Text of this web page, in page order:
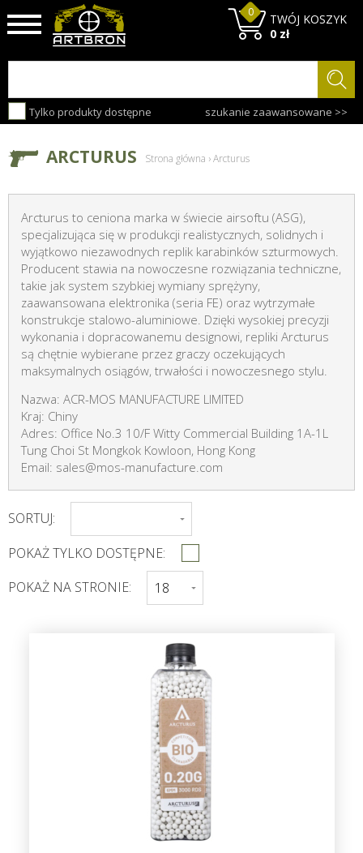
Tylko produkty dostępne szukanie zaawansowane >>
TWÓJ KOSZYK
0
0 zł
ARCTURUS Strona główna ›Arcturus
Arcturus to ceniona marka w świecie airsoftu (ASG),
specjalizująca się w produkcji realistycznych, solidnych i
wyjątkowo niezawodnych replik karabinków szturmowych.
Producent stawia na nowoczesne rozwiązania techniczne,
takie jak system szybkiej wymiany sprężyny,
zaawansowana elektronika (seria FE) oraz wytrzymałe
konstrukcje stalowo-aluminiowe. Dzięki wysokiej precyzji
wykonania i dopracowanemu designowi, repliki Arcturus
są chętnie wybierane przez graczy oczekujących
maksymalnych osiągów, trwałości i nowoczesnego stylu.
Nazwa: ACR-MOS MANUFACTURE LIMITED
Kraj: Chiny
Adres: Office No.3 10/F Witty Commercial Building 1A-1L
Tung Choi St Mongkok Kowloon, Hong Kong
Email: sales@mos-manufacture.com
SORTUJ:
POKAŻ TYLKO DOSTĘPNE:
POKAŻ NA STRONIE: